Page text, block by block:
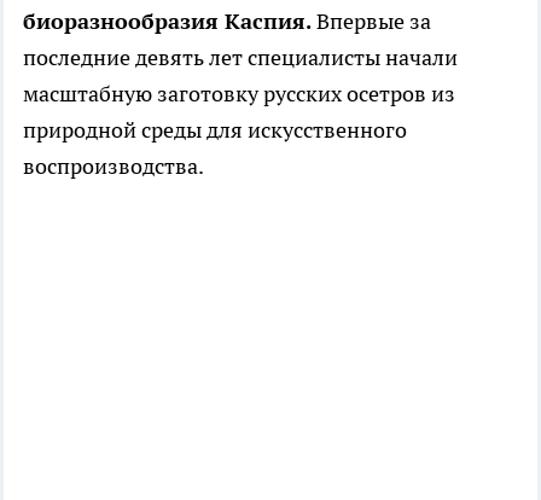
биоразнообразия Каспия.Впервые за
последние девять лет специалисты начали
масштабную заготовку русских осетров из
природной среды для искусственного
воспроизводства.